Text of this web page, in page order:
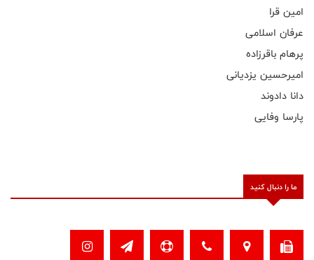
امین قرا
عرفان اسلامی
پرهام باقرزاده
امیرحسین یزدیانی
دانا دادوند
پارسا وفایی
ما را دنبال کنید